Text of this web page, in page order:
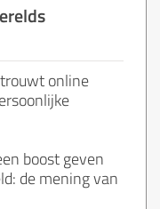
online
boost geven
de mening van